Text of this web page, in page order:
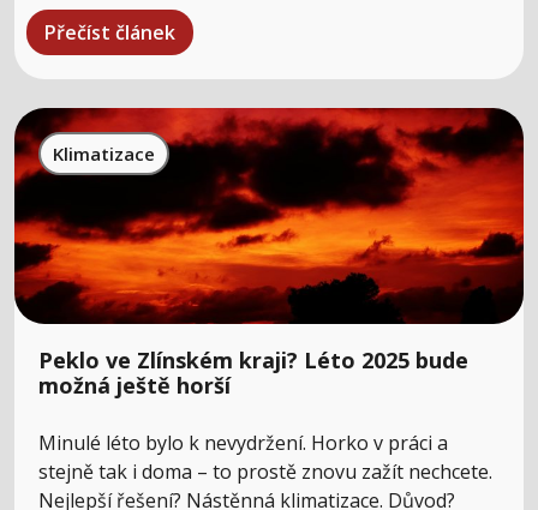
Přečíst článek
Klimatizace
Peklo ve Zlínském kraji? Léto 2025 bude
možná ještě horší
Minulé léto bylo k nevydržení. Horko v práci a
stejně tak i doma – to prostě znovu zažít nechcete.
Nejlepší řešení? Nástěnná klimatizace. Důvod?